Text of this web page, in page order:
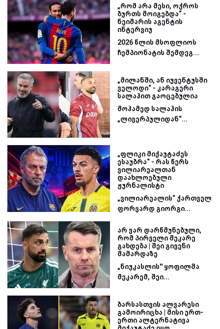
„რომ არა მესი, ოქროს
ბურთს მოიგებდა“ -
ნეიმარის აგენტის
ინტერვიუ
2026 წლის მსოფლიოს
ჩემპიონატის შემდეგ...
„მილანში, ან იუვენტუსში
ველოდი“ - კარაგერი
სალაჰით გაოცებულია
მოჰამედ სალაჰის
„ლივერპულიდან“...
„ფლიკი მიქაუტაძეს
ესაუბრა“ - რას წერს
ვილიარეალთან
დაახლოებული
ჟურნალისტი
„ვილიარეალის“ ქართველ
ფორვარდ გიორგი...
არ ვარ დარწმუნებული,
რომ პირველი მეკარე
გახდება | შეი გივენი
მამარდაზე
„ნიუკასლის'' ყოფილმა
მეკარემ, შეი...
ბარსასთვის ალვარესი
გამოირიცხა | მისი ერთ-
ერთი ალტერნატივა